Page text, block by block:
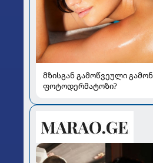
მზისგან გამოწვეული
ფოტოდერმატოზი?